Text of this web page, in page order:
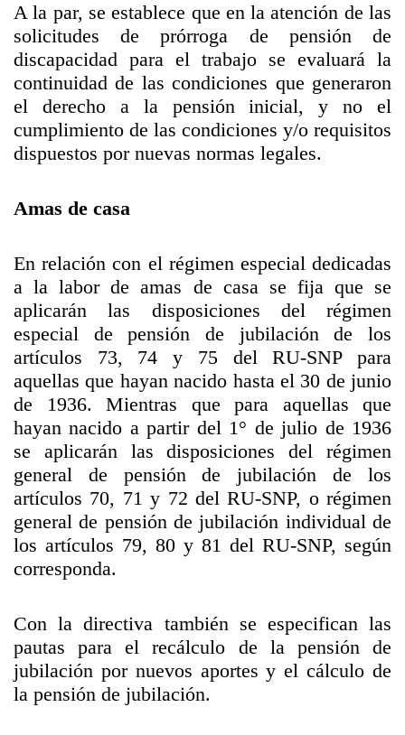
A la par, se establece que en la atención de las
solicitudes de prórroga de pensión de
discapacidad para el trabajo se evaluará la
continuidad de las condiciones que generaron
el derecho a la pensión inicial, y no el
cumplimiento de las condiciones y/o requisitos
dispuestos por nuevas normas legales.
Amas de casa
En relación con el régimen especial dedicadas
a la labor de amas de casa se fija que se
aplicarán las disposiciones del régimen
especial de pensión de jubilación de los
artículos 73, 74 y 75 del RU-SNP para
aquellas que hayan nacido hasta el 30 de junio
de 1936. Mientras que para aquellas que
hayan nacido a partir del 1° de julio de 1936
se aplicarán las disposiciones del régimen
general de pensión de jubilación de los
artículos 70, 71 y 72 del RU-SNP, o régimen
general de pensión de jubilación individual de
los artículos 79, 80 y 81 del RU-SNP, según
corresponda.
Con la directiva también se especifican las
pautas para el recálculo de la pensión de
jubilación por nuevos aportes y el cálculo de
la pensión de jubilación.